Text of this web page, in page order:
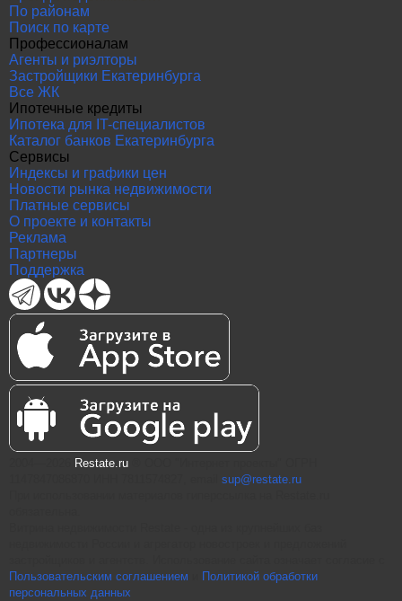
По районам
Поиск по карте
Профессионалам
Агенты и риэлторы
Застройщики Екатеринбурга
Все ЖК
Ипотечные кредиты
Ипотека для IT-специалистов
Каталог банков Екатеринбурга
Сервисы
Индексы и графики цен
Новости рынка недвижимости
Платные сервисы
О проекте и контакты
Реклама
Партнеры
Поддержка
Restate.ru
sup@restate.ru
Пользовательским соглашением
Политикой обработки
персональных данных